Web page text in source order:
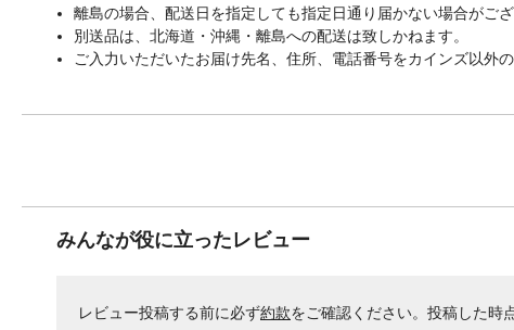
離島の場合、配送日を指定しても指定日通り届かない場合がござ
別送品は、北海道・沖縄・離島への配送は致しかねます。
ご入力いただいたお届け先名、住所、電話番号をカインズ以外
みんなが役に立ったレビュー
レビュー投稿する前に必ず約款をご確認ください。投稿した時